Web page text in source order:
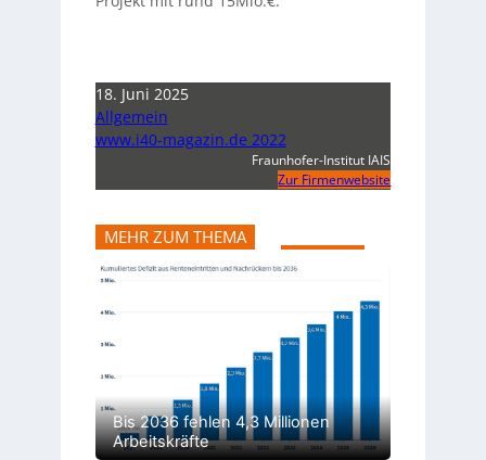
18. Juni 2025
Allgemein
www.i40-magazin.de 2022
Fraunhofer-Institut IAIS
Zur Firmenwebsite
MEHR ZUM THEMA
Bis 2036 fehlen 4,3 Millionen
Arbeitskräfte